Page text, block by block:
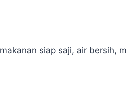
siap saji, air bersih,